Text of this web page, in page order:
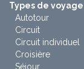
Types de voyage
Autotour
Circuit
Circuit individuel
Croisière
Séjour